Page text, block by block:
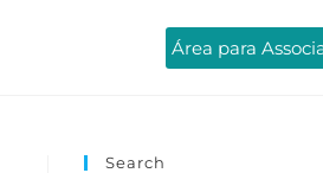
Área para
Search